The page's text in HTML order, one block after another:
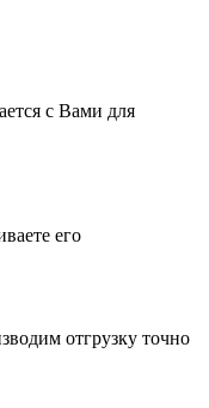
с Вами для
его
отгрузку точно